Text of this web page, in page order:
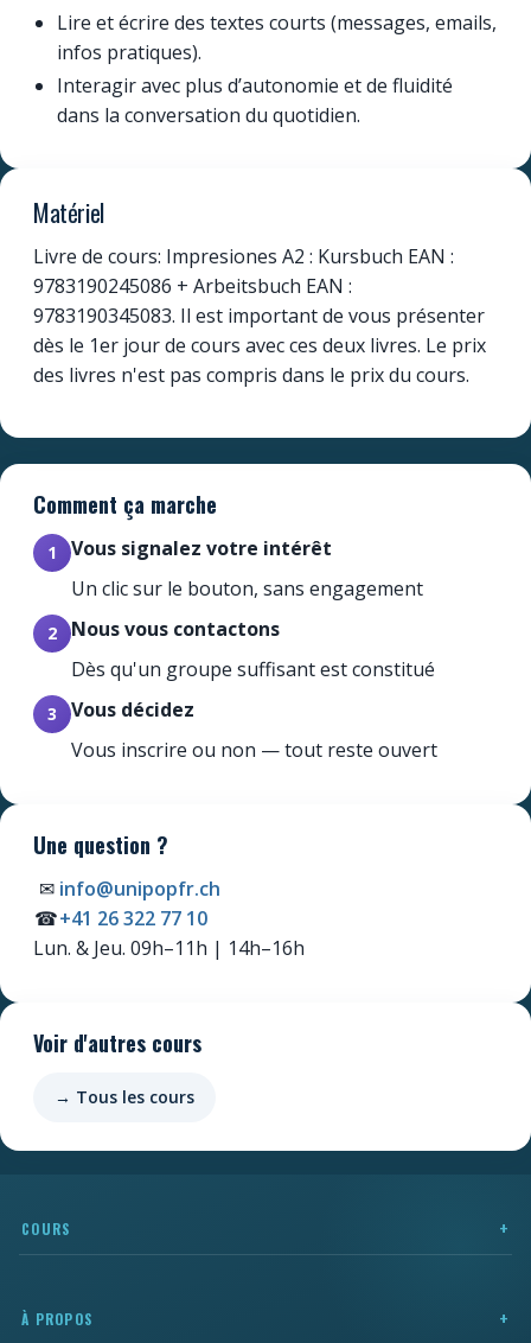
Lire et écrire des textes courts (messages, emails,
infos pratiques).
Interagir avec plus d’autonomie et de fluidité
dans la conversation du quotidien.
Matériel
Livre de cours: Impresiones A2 : Kursbuch EAN :
9783190245086 + Arbeitsbuch EAN :
9783190345083. Il est important de vous présenter
dès le 1er jour de cours avec ces deux livres. Le prix
des livres n'est pas compris dans le prix du cours.
Comment ça marche
1
Vous signalez votre intérêt
Un clic sur le bouton, sans engagement
2
Nous vous contactons
Dès qu'un groupe suffisant est constitué
3
Vous décidez
Vous inscrire ou non — tout reste ouvert
Une question ?
✉ info@unipopfr.ch
☎+41 26 322 77 10
Lun. & Jeu. 09h–11h | 14h–16h
Voir d'autres cours
→ Tous les cours
COURS
Cours pour entreprises
À PROPOS
Newsletter
fidèles abonnés.
Prénom*
Nom
Votre adresse de messagerie est uniquement